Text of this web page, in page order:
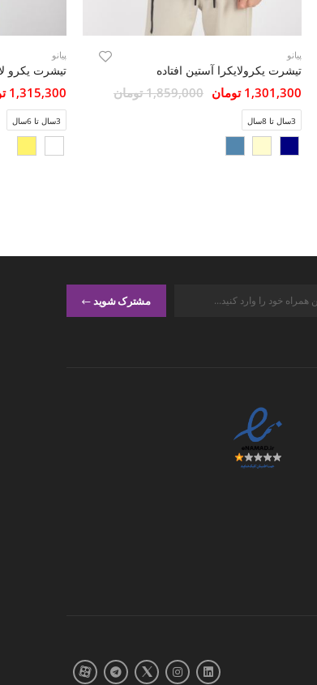
پیانو
تیشرت یکرولایکرا آستین افتاده
1,301,300 تومان 1,859,000 تومان
3سال تا 8سال
پیانو
تیشرت یکرو
1,315,300 تومان
3سال تا 6سال
مشترک شوید